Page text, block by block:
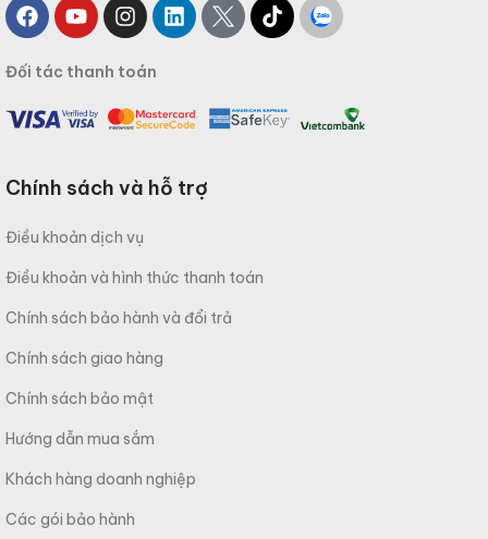
Đối tác thanh toán
Chính sách và hỗ trợ
Điều khoản dịch vụ
Điều khoản và hình thức thanh toán
Chính sách bảo hành và đổi trả
Chính sách giao hàng
Chính sách bảo mật
Hướng dẫn mua sắm
Khách hàng doanh nghiệp
Các gói bảo hành